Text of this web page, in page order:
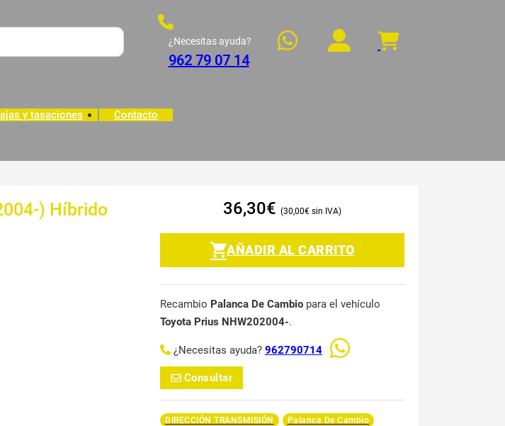
¿Necesitas ayuda?
962 79 07 14
y tasaciones Contacto
) Híbrido
36,30€ 30,00€
AÑADIR AL CARRITO
Recambio Palanca De Cambio para el vehículo
Toyota Prius NHW202004-.
¿Necesitas ayuda? 962790714
Consultar
DIRECCIÓN TRANSMISIÓN
Palanca De Cambio